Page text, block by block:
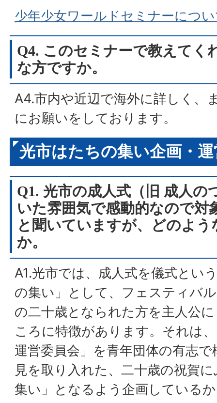
少年少女ワールドセミナーにつ
Q4. このセミナーで教えてく
な方ですか。
A4.市内や近辺で海外に詳しく、
にお願いをしております。
光市はたちの集い企画・運
Q1. 光市の成人式（旧 成人の
いた雰囲気で感動的なので対
と聞いていますが、どのよ
か。
A1.光市では、成人式を儀式とい
の集い」として、フェスティバ
の二十歳となられた方を主人公
ころに特徴があります。それは
運営委員会」を青年団体の有志
見を取り入れた、二十歳の祝賀
集い」となるよう企画している